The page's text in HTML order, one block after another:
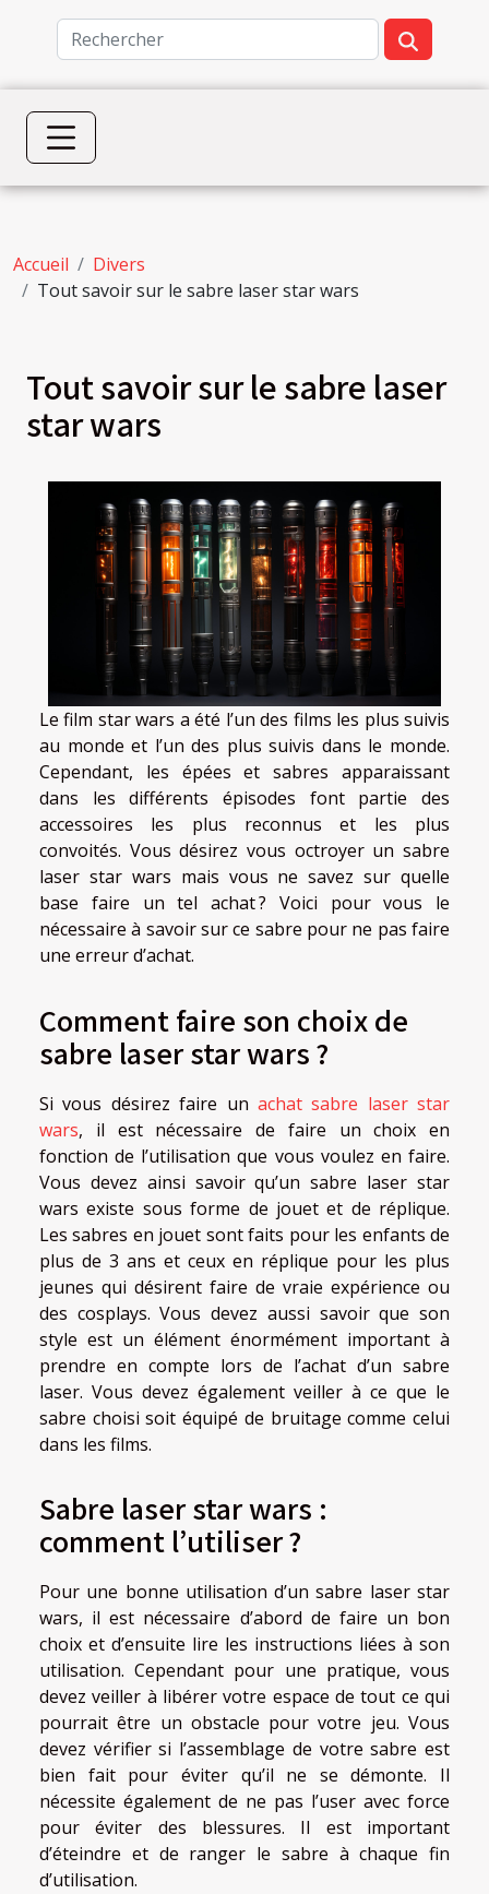
Accueil
Divers
Tout savoir sur le sabre laser star wars
Tout savoir sur le sabre laser
star wars
Le film star wars a été l’un des films les plus suivis
au monde et l’un des plus suivis dans le monde.
Cependant, les épées et sabres apparaissant
dans les différents épisodes font partie des
accessoires les plus reconnus et les plus
convoités. Vous désirez vous octroyer un sabre
laser star wars mais vous ne savez sur quelle
base faire un tel achat ? Voici pour vous le
nécessaire à savoir sur ce sabre pour ne pas faire
une erreur d’achat.
Comment faire son choix de
sabre laser star wars ?
Si vous désirez faire un achat sabre laser star
wars, il est nécessaire de faire un choix en
fonction de l’utilisation que vous voulez en faire.
Vous devez ainsi savoir qu’un sabre laser star
wars existe sous forme de jouet et de réplique.
Les sabres en jouet sont faits pour les enfants de
plus de 3 ans et ceux en réplique pour les plus
jeunes qui désirent faire de vraie expérience ou
des cosplays. Vous devez aussi savoir que son
style est un élément énormément important à
prendre en compte lors de l’achat d’un sabre
laser. Vous devez également veiller à ce que le
sabre choisi soit équipé de bruitage comme celui
dans les films.
Sabre laser star wars :
comment l’utiliser ?
Pour une bonne utilisation d’un sabre laser star
wars, il est nécessaire d’abord de faire un bon
choix et d’ensuite lire les instructions liées à son
utilisation. Cependant pour une pratique, vous
devez veiller à libérer votre espace de tout ce qui
pourrait être un obstacle pour votre jeu. Vous
devez vérifier si l’assemblage de votre sabre est
bien fait pour éviter qu’il ne se démonte. Il
nécessite également de ne pas l’user avec force
pour éviter des blessures. Il est important
d’éteindre et de ranger le sabre à chaque fin
d’utilisation.